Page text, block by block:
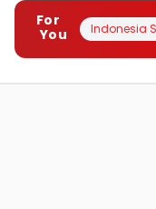
For
You
Indonesia